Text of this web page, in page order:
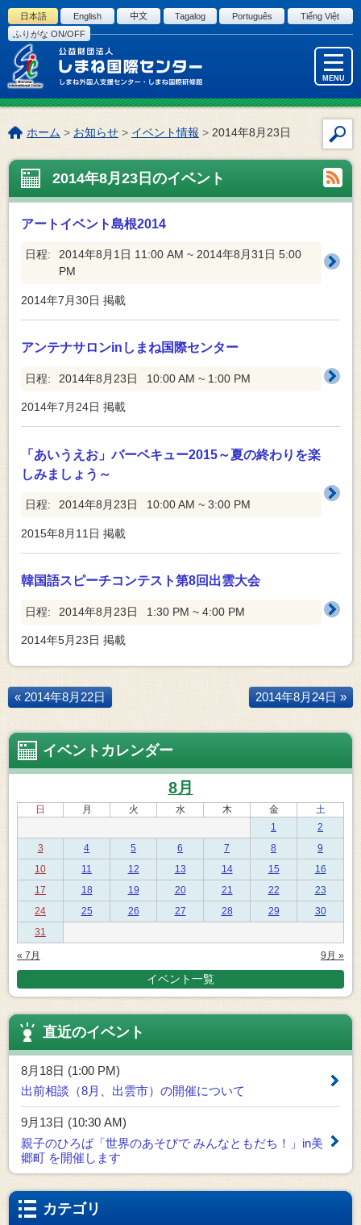
このページの本文へ
日本語 English 中文 Tagalog Português
Tiếng Việt
ふりがな ON/OFF
MENU
イ
ト
内
こ
の
ペ
ジ
ホーム> お知らせ> イベント情報 >2014年8月23日
2014年8月23日のイベント
アートイベント島根2014
日程:
2014年8月1日 11:00 AM ~ 2014年8月31日 5:00
PM
2014年7月30日 掲載
アンテナサロンinしまね国際センター
日程: 2014年8月23日 10:00 AM ~ 1:00 PM
2014年7月24日 掲載
「あいうえお」バーベキュー2015～夏の終わりを楽
しみましょう～
日程: 2014年8月23日 10:00 AM ~ 3:00 PM
2015年8月11日 掲載
韓国語スピーチコンテスト第8回出雲大会
日程: 2014年8月23日 1:30 PM ~ 4:00 PM
2014年5月23日 掲載
« 2014年8月22日 2014年8月24日 »
イベントカレンダー
8月
日 月 火 水 木 金
土
1
2
3
4 5 6 7 8
9
10
11 12 13 14 15
16
17
18 19 20 21 22
23
24
25 26 27 28 29
30
31
« 7月 9月 »
イベント一覧
直近のイベント
8月18日 (1:00 PM)
出前相談（8月、出雲市）の開催について
9月13日 (10:30 AM)
親子のひろば「世界のあそびで みんなともだち！」in美
郷町 を開催します
カテゴリ